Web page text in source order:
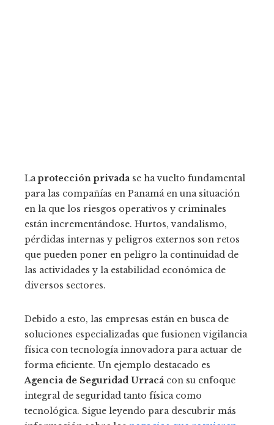
Laprotección privada se ha vuelto fundamental
para las compañías en Panamá en una situación
en la que los riesgos operativos y criminales
están incrementándose. Hurtos, vandalismo,
pérdidas internas y peligros externos son retos
que pueden poner en peligro la continuidad de
las actividades y la estabilidad económica de
diversos sectores.
Debido a esto, las empresas están en busca de
soluciones especializadas que fusionen vigilancia
física con tecnología innovadora para actuar de
forma eficiente. Un ejemplo destacado es
Agencia de Seguridad Urracá con su enfoque
integral de seguridad tanto física como
tecnológica. Sigue leyendo para descubrir más